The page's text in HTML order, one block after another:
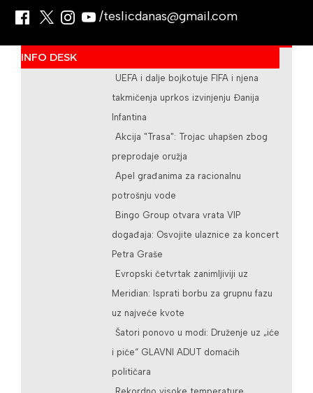
/teslicdanas@gmail.com
INFO DESK
UEFA i dalje bojkotuje FIFA i njena
takmičenja uprkos izvinjenju Đanija
Infantina
Akcija "Trasa": Trojac uhapšen zbog
preprodaje oružja
Apel građanima za racionalnu
potrošnju vode
Bingo Group otvara vrata VIP
događaja: Osvojite ulaznice za koncert
Petra Graše
Evropski četvrtak zanimljiviji uz
Meridian: Isprati borbu za grupnu fazu
uz najveće kvote
Šatori ponovo u modi: Druženje uz „iće
i piće“ GLAVNI ADUT domaćih
političara